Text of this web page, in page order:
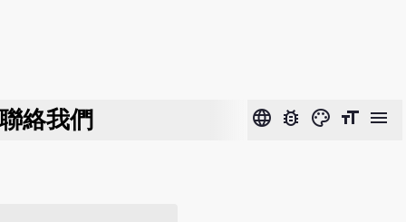
絡我們 language bug_report color_lens format_size menu